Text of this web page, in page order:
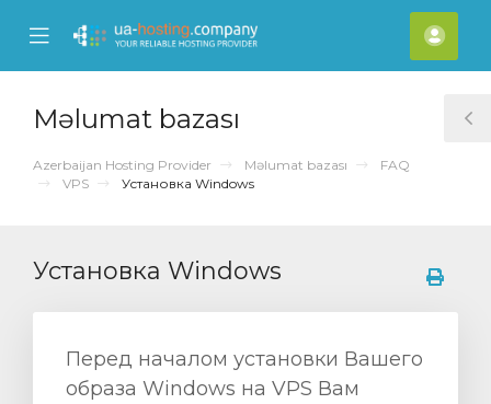
Mobile
Menu
Məlumat bazası
Azerbaijan Hosting Provider Məlumat bazası
FAQ
VPS
Установка Windows
Установка Windows
Перед началом установки Вашего
образа Windows на VPS Вам